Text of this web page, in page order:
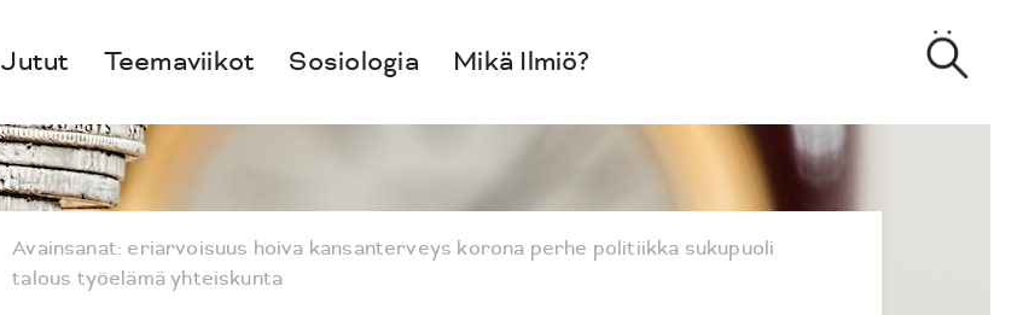
Jutut Teemaviikot Sosiologia Mikä Ilmiö?
Avainsanat: eriarvoisuus hoiva kansanterveys korona perhe politiikka sukupuoli
talous työelämäyhteiskunta